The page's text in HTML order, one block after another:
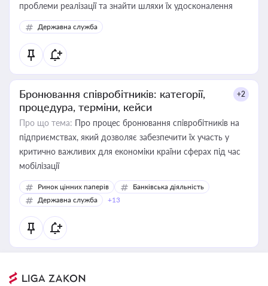
проблеми реалізації та знайти шляхи їх удосконалення
Державна служба
Бронювання співробітників: категорії,
процедура, терміни, кейси
+2
Про що тема: Про процес бронювання співробітників на
підприємствах, який дозволяє забезпечити їх участь у
критично важливих для економіки країни сферах під час
мобілізації
Ринок цінних паперів
Банківська діяльність
Державна служба
+13